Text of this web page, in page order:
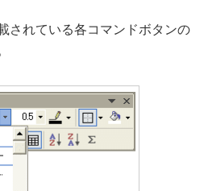
されている各コマンドボタンの